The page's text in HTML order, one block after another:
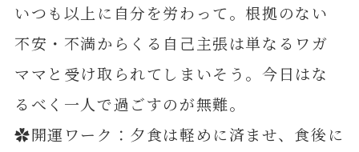
いつも以上に自分を労わって。根拠のない
不安・不満からくる自己主張は単なるワガ
ママと受け取られてしまいそう。今日はな
るべく一人で過ごすのが無難。
✿開運ワーク：夕食は軽めに済ませ、食後に